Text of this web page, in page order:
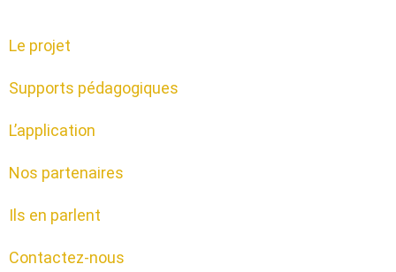
Le projet
Supports pédagogiques
L’application
Nos partenaires
Ils en parlent
Contactez-nous